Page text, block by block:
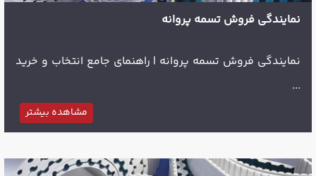
نمایندگی فروش تسمه پروانه
نمایندگی فروش تسمه پروانه | راهنمای جامع انتخاب و خرید
...
مشاهده بیشتر